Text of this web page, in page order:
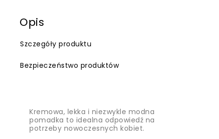
Opis
Szczegóły produktu
Bezpieczeństwo produktów
Kremowa, lekka i niezwykle modna
pomadka to idealna odpowiedź na
potrzeby nowoczesnych kobiet.